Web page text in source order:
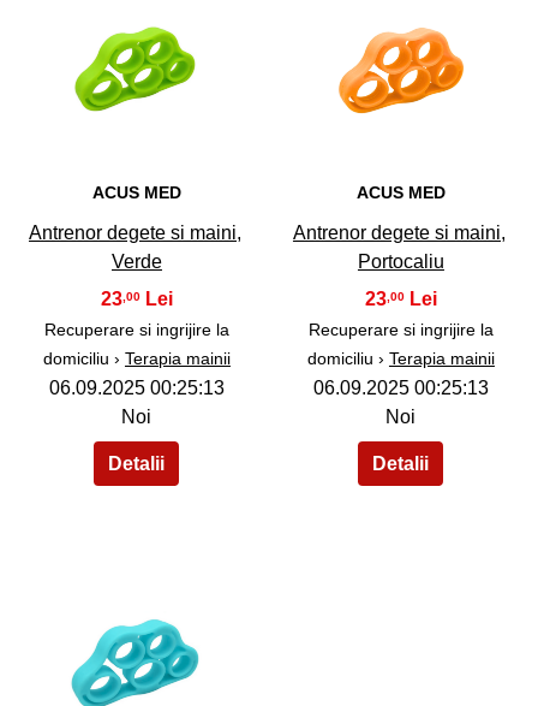
34
ACUS MED
Antrenor degete si maini,
Verde
23 ,00
Recuperare si ingrijire la
domiciliu › Terapia mainii
06.09.2025 00:25:13
Noi
35
ACUS MED
Antrenor degete si maini,
Portocaliu
23 ,00
Recuperare si ingrijire la
domiciliu › Terapia mainii
06.09.2025 00:25:13
Noi
36